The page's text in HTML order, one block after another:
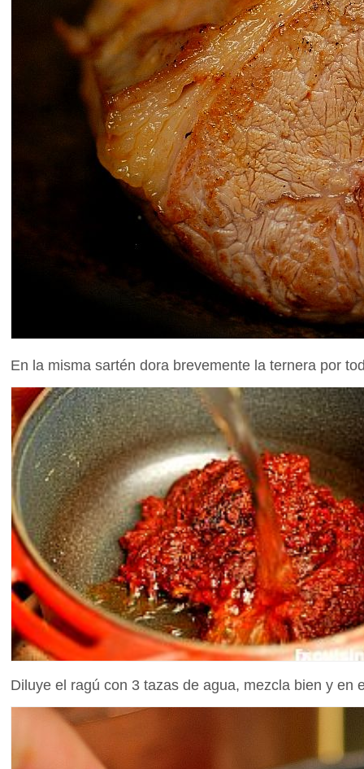
En la misma sartén dora brevemente la ternera por
Diluye el ragú con 3 tazas de agua, mezcla bien y